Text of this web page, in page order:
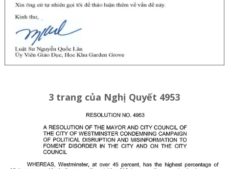
3 trang của Nghị Quyết 4953